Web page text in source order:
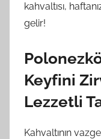
kahvaltısı,
gelir!
Keyfini
Lezzetli
Kahvaltının